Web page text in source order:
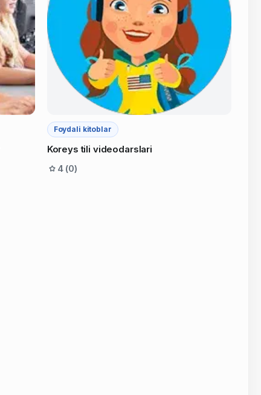
Foydali kitoblar
Koreys tili videodarslari
4 (0)